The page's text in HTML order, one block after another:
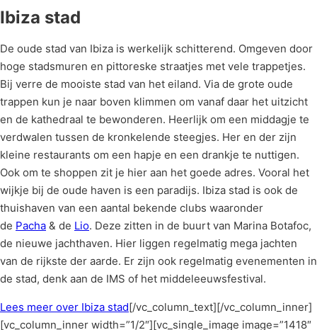
Ibiza stad
De oude stad van Ibiza is werkelijk schitterend. Omgeven door
hoge stadsmuren en pittoreske straatjes met vele trappetjes.
Bij verre de mooiste stad van het eiland. Via de grote oude
trappen kun je naar boven klimmen om vanaf daar het uitzicht
en de kathedraal te bewonderen. Heerlijk om een middagje te
verdwalen tussen de kronkelende steegjes. Her en der zijn
kleine restaurants om een hapje en een drankje te nuttigen.
Ook om te shoppen zit je hier aan het goede adres. Vooral het
wijkje bij de oude haven is een paradijs. Ibiza stad is ook de
thuishaven van een aantal bekende clubs waaronder
de Pacha & de Lio. Deze zitten in de buurt van Marina Botafoc,
de nieuwe jachthaven. Hier liggen regelmatig mega jachten
van de rijkste der aarde. Er zijn ook regelmatig evenementen in
de stad, denk aan de IMS of het middeleeuwsfestival.
Lees meer over Ibiza stad[/vc_column_text][/vc_column_inner]
[vc_column_inner width=”1/2″][vc_single_image image=”1418″